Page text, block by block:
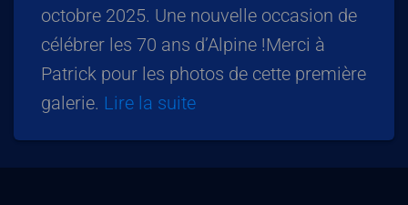
octobre 2025. Une nouvelle occasion de
célébrer les 70 ans d’Alpine !Merci à
Patrick pour les photos de cette première
galerie. Lire la suite